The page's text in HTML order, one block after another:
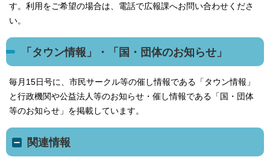
す。利用をご希望の場合は、電話で広報課へお問い合わせくださ
い。
「タウン情報」・「国・団体のお知らせ」
毎月15日号に、市民サークル等の催し情報である「タウン情報」
と行政機関や公益法人等のお知らせ・催し情報である「国・団体
等のお知らせ」を掲載しています。
関連情報